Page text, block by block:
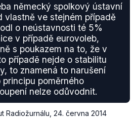
německý spolkový ústavní
vlastně ve stejném případě
o neústavnosti té 5%
v případě eurovoleb,
s poukazem na to, že v
případě nejde o stabilitu
to znamená to narušení
principu poměrného
nelze odůvodnit.
Radiožurnálu 24. června 2014